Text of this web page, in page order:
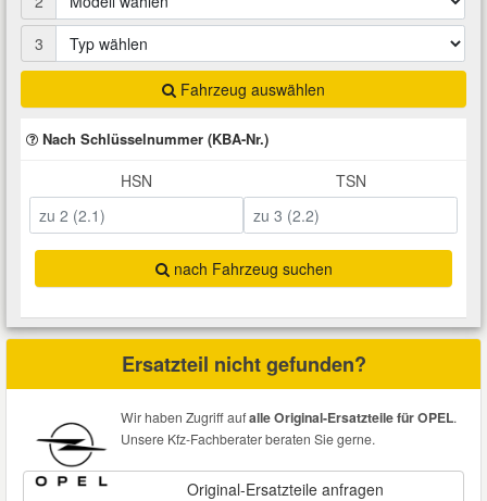
3
Fahrzeug auswählen
Nach Schlüsselnummer (KBA-Nr.)
HSN TSN
nach Fahrzeug suchen
Ersatzteil nicht gefunden?
Wir haben Zugriff aufalle Original-Ersatzteile für OPEL.
Unsere Kfz-Fachberater beraten Sie gerne.
Original-Ersatzteile anfragen
Heizung und Klimaanlage
Kraftstoffsystem
Kühlung
Lenkung
Innenausstattung
Karosserieteile
Räder und Reifen
Riementrieb
Montage
Rostlöser
Scheibenkleber
Schmiermittel
Total Motoröle
Druckluft Werkzeuge
Fahrwerk Werkzeuge
Halterung Abgasstrang
Handwerkzeuge
Kfz Spezialwerkzeuge
Leitungsverbinder
Motortechnik Werkzeuge
Prüf- und Messwerkzeuge
Glühlampen
Kofferraumwanne
Ladetechnik für Elektroautos
Marderschutz
Nachrüstwischer
Pannenhilfe
Reifen Zubehör
VW Ersatzteile
Abarth Ersatzteile
Alfa Romeo Ersatzteile
Audi Ersatzteile
BMW Ersatzteile
Chevrolet Ersatzteile
Cupra Ersatzteile